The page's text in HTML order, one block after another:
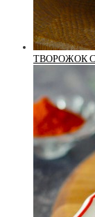
ТВОРОЖОК